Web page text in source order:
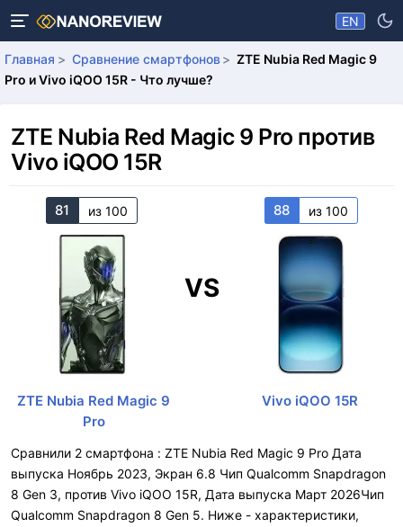
EN
Главная Сравнение смартфонов
ZTE Nubia Red Magic 9
Pro и Vivo iQOO 15R - Что лучше?
ZTE Nubia Red Magic 9 Pro против
Vivo iQOO 15R
81 из 100
VS
88 из 100
ZTE Nubia Red Magic 9
Pro
Vivo iQOO 15R
Сравнили 2 смартфона : ZTE Nubia Red Magic 9 Pro Дата
выпуска Ноябрь 2023, Экран 6.8 Чип Qualcomm Snapdragon
8 Gen 3, против Vivo iQOO 15R, Дата выпуска Март 2026Чип
Qualcomm Snapdragon 8 Gen 5. Ниже - характеристики,